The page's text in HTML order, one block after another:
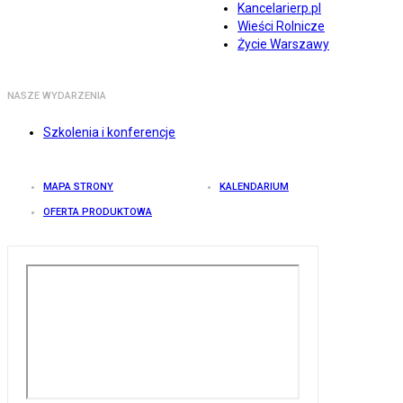
Kancelarierp.pl
Wieści Rolnicze
Życie Warszawy
NASZE WYDARZENIA
Szkolenia i konferencje
MAPA STRONY KALENDARIUM
OFERTA PRODUKTOWA